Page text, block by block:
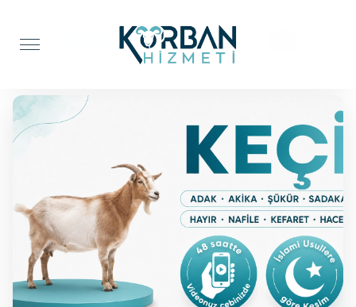
Adak Kurbanı